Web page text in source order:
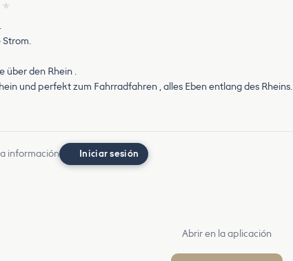
★
Strom.
über den Rhein .
und perfekt zum Fahrradfahren , alles Eben entlang des Rheins.
información Iniciar sesión
Abrir en la aplicación